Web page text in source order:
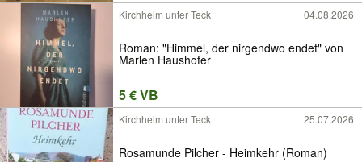
Kirchheim unter Teck 04.08.2026
Roman: "Himmel, der nirgendwo endet" von
Marlen Haushofer
5 € VB
Kirchheim unter Teck 25.07.2026
Rosamunde Pilcher - Heimkehr (Roman)